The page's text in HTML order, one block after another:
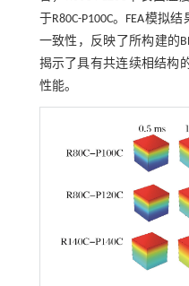
于R80C-P100C。FEA模拟
一致性，反映了所构建的
揭示了具有共连续相结构
性能。